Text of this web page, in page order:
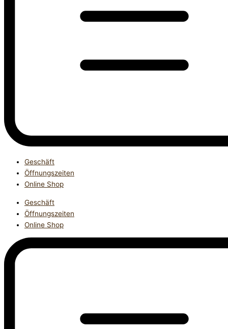
Geschäft
Öffnungszeiten
Online Shop
Geschäft
Öffnungszeiten
Online Shop